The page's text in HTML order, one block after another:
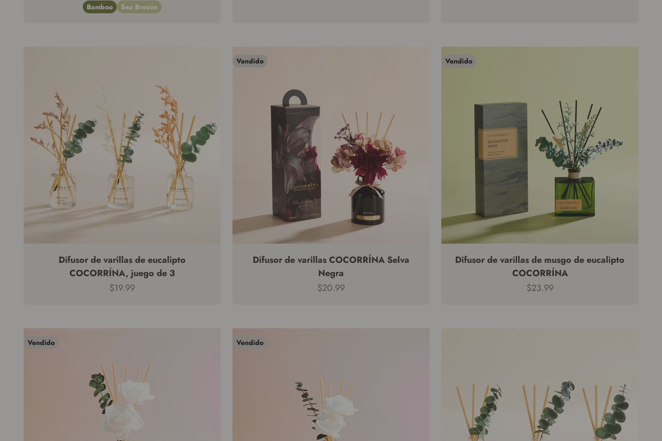
Bamboo Sea Breeze
Difusor de varillas de eucalipto
COCORRÍNA, juego de 3
Precio de venta
$19.99
Vendido
Difusor de varillas COCORRÍNA Selva
Negra
Precio de venta
$20.99
Vendido
Difusor de varillas de musgo de eucalipto
COCORRÍNA
Precio de venta
$23.99
Vendido Vendido